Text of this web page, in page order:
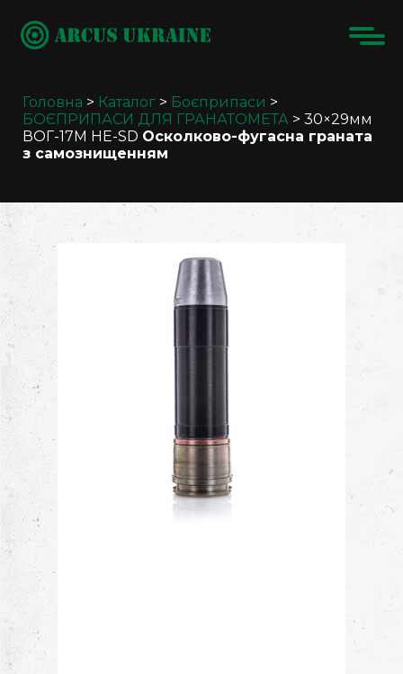
Головна > Каталог > Боєприпаси >
БОЄПРИПАСИ ДЛЯ ГРАНАТОМЕТА > 30×29мм
ВОГ-17М HE-SD Осколково-фугасна граната
з самознищенням